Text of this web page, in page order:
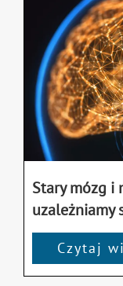
Stary mózg i
uzależniamy
Czytaj